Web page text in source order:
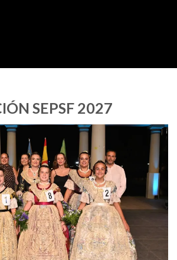
SEPSF 2027